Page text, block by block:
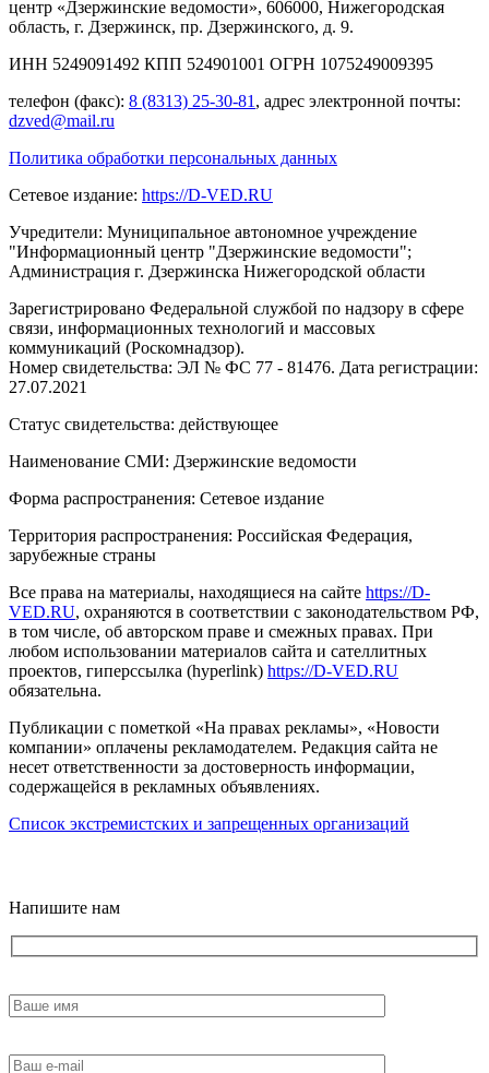
центр «Дзержинские ведомости», 606000, Нижегородская
область, г. Дзержинск, пр. Дзержинского, д. 9.
ИНН 5249091492 КПП 524901001 ОГРН 1075249009395
телефон (факс): 8 (8313) 25-30-81 , адрес электронной почты:
dzved@mail.ru
Политика обработки персональных данных
Сетевое издание: https://D-VED.RU
Учредители: Муниципальное автономное учреждение
"Информационный центр "Дзержинские ведомости";
Администрация г. Дзержинска Нижегородской области
Зарегистрировано Федеральной службой по надзору в сфере
связи, информационных технологий и массовых
коммуникаций (Роскомнадзор).
Номер свидетельства: ЭЛ № ФС 77 - 81476. Дата регистрации:
27.07.2021
Статус свидетельства: действующее
Наименование СМИ: Дзержинские ведомости
Форма распространения: Сетевое издание
Территория распространения: Российская Федерация,
зарубежные страны
Все права на материалы, находящиеся на сайте https://D-
VED.RU, охраняются в соответствии с законодательством РФ,
в том числе, об авторском праве и смежных правах. При
любом использовании материалов сайта и сателлитных
проектов, гиперссылка (hyperlink) https://D-VED.RU
обязательна.
Публикации с пометкой «На правах рекламы», «Новости
компании» оплачены рекламодателем. Редакция сайта не
несет ответственности за достоверность информации,
содержащейся в рекламных объявлениях.
Список экстремистских и запрещенных организаций
Напишите нам